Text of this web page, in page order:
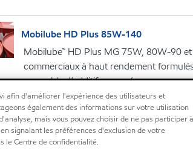
Mobilube HD Plus 85W-140
Mobilube™ HD Plus MG 75W, 80W-90
commerciaux à haut rendement
ensemble d’additifs avancés.
afin d'améliorer l'expérience des utilisateurs et
également des informations sur votre utilisation
mais vous pouvez choisir de ne pas participer à
signalant les préférences d'exclusion de votre
le Centre de confidentialité.